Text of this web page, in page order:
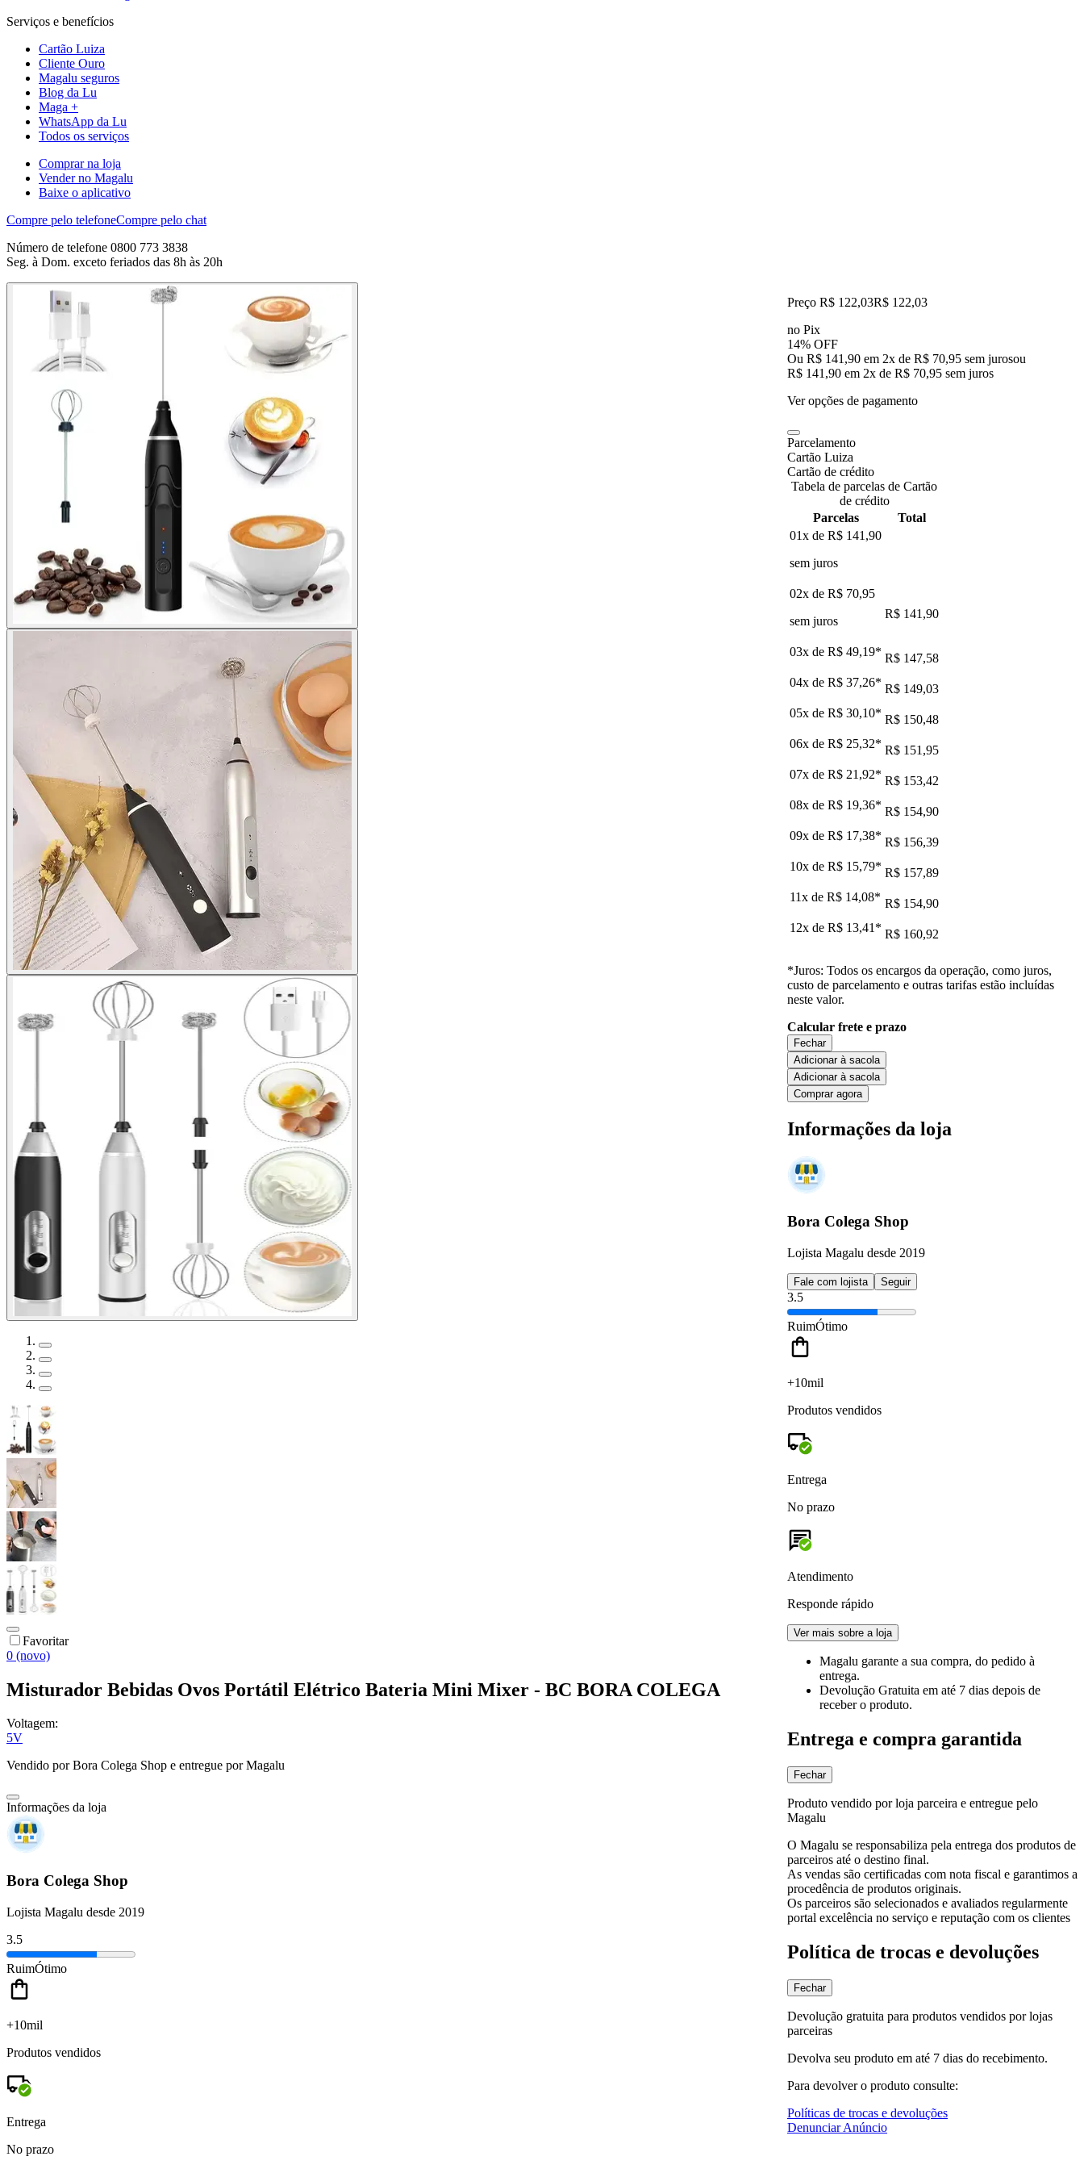
Serviços e benefícios
Cartão Luiza
Cliente Ouro
Magalu seguros
Blog da Lu
Maga +
WhatsApp da Lu
Todos os serviços
Comprar na loja
Vender no Magalu
Baixe o aplicativo
Compre pelo telefoneCompre pelo chat
Número de telefone 0800 773 3838
Seg. à Dom. exceto feriados das 8h às 20h
Favoritar
0 (novo)
Misturador Bebidas Ovos Portátil Elétrico Bateria Mini Mixer - BC BORA COLEGA
Voltagem:
5V
Vendido porBora Colega Shop e entregue por Magalu
Informações da loja
Bora Colega Shop
Lojista Magalu desde 2019
3.5
RuimÓtimo
+10mil
Produtos vendidos
Entrega
No prazo
Preço R$ 122,03R$ 122,03
no Pix
14% OFF
Ou R$ 141,90 em 2x de R$ 70,95 sem jurosou
R$ 141,90 em 2x de R$ 70,95 sem juros
Ver opções de pagamento
Parcelamento
Cartão Luiza
Cartão de crédito
Tabela de parcelas de Cartão
de crédito
Parcelas
Total
01x de R$ 141,90
sem juros
02x de R$ 70,95
sem juros
R$ 141,90
03x de R$ 49,19* R$ 147,58
04x de R$ 37,26* R$ 149,03
05x de R$ 30,10* R$ 150,48
06x de R$ 25,32* R$ 151,95
07x de R$ 21,92* R$ 153,42
08x de R$ 19,36* R$ 154,90
09x de R$ 17,38* R$ 156,39
10x de R$ 15,79* R$ 157,89
11x de R$ 14,08* R$ 154,90
12x de R$ 13,41 * R$ 160,92
*Juros: Todos os encargos da operação, como juros,
custo de parcelamento e outras tarifas estão incluídas
neste valor.
Calcular frete e prazo
Fechar
Adicionar à sacola
Adicionar à sacola
Comprar agora
Informações da loja
Bora Colega Shop
Lojista Magalu desde 2019
Fale com lojista Seguir
3.5
RuimÓtimo
+10mil
Produtos vendidos
Entrega
No prazo
Atendimento
Responde rápido
Ver mais sobre a loja
Magalu garante a sua compra, do pedido à
entrega.
Devolução Gratuita em até 7 dias depois de
receber o produto.
Entrega e compra garantida
Fechar
Produto vendido por loja parceira e entregue pelo
Magalu
O Magalu se responsabiliza pela entrega dos produtos de
parceiros até o destino final.
As vendas são certificadas com nota fiscal e garantimos a
procedência de produtos originais.
Os parceiros são selecionados e avaliados regularmente
portal excelência no serviço e reputação com os clientes
Política de trocas e devoluções
Fechar
Devolução gratuita para produtos vendidos por lojas
parceiras
Devolva seu produto em até 7 dias do recebimento.
Para devolver o produto consulte:
Políticas de trocas e devoluções
Denunciar Anúncio